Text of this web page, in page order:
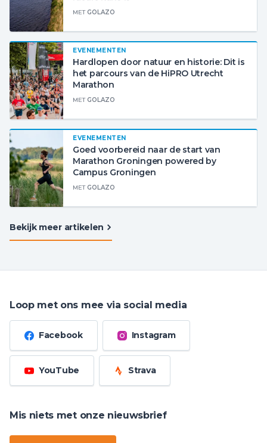
METGOLAZO
EVENEMENTEN
Hardlopen door natuur en historie: Dit is
het parcours van de HiPRO Utrecht
Marathon
METGOLAZO
EVENEMENTEN
Goed voorbereid naar de start van
Marathon Groningen powered by
Campus Groningen
METGOLAZO
Bekijk meer artikelen
Loop met ons mee via social media
Facebook Instagram
YouTube Strava
Mis niets met onze nieuwsbrief